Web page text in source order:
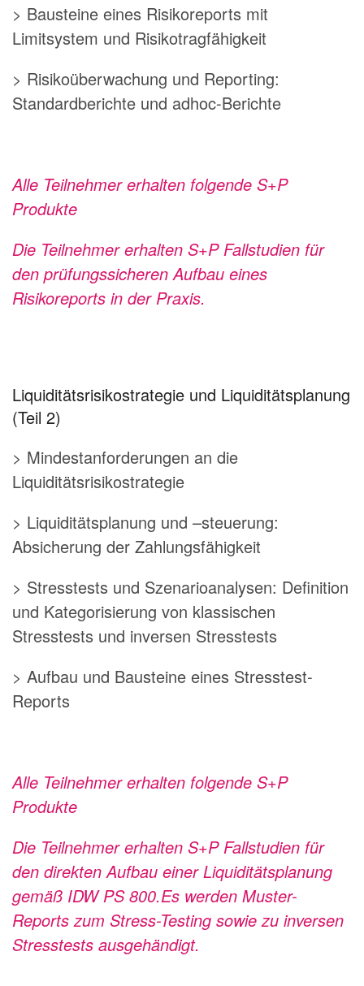
> Bausteine eines Risikoreports mit
Limitsystem und Risikotragfähigkeit
> Risikoüberwachung und Reporting:
Standardberichte und adhoc-Berichte
Alle Teilnehmer erhalten folgende S+P
Produkte
Die Teilnehmer erhalten S+P Fallstudien für
den prüfungssicheren Aufbau eines
Risikoreports in der Praxis.
Liquiditätsrisikostrategie und Liquiditätsplanung
(Teil 2)
> Mindestanforderungen an die
Liquiditätsrisikostrategie
> Liquiditätsplanung und –steuerung:
Absicherung der Zahlungsfähigkeit
> Stresstests und Szenarioanalysen: Definition
und Kategorisierung von klassischen
Stresstests und inversen Stresstests
> Aufbau und Bausteine eines Stresstest-
Reports
Alle Teilnehmer erhalten folgende S+P
Produkte
Die Teilnehmer erhalten S+P Fallstudien für
den direkten Aufbau einer Liquiditätsplanung
gemäß IDW PS 800.Es werden Muster-
Reports zum Stress-Testing sowie zu inversen
Stresstests ausgehändigt.